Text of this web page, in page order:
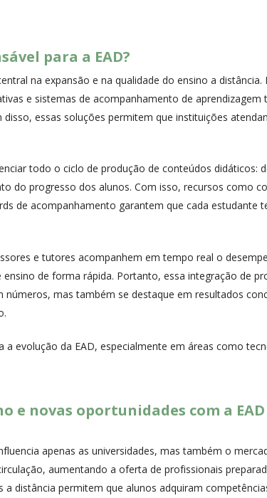
para a EAD?
na expansão e na qualidade do ensino a distância.
e sistemas de acompanhamento de aprendizagem
essas soluções permitem que instituições
todo o ciclo de produção de conteúdos didáticos:
do progresso dos alunos. Com isso, recursos como
de acompanhamento garantem que cada estudante
e tutores acompanhem em tempo real o
de forma rápida. Portanto, essa integração de
números, mas também se destaque em resultados
evolução da EAD, especialmente em áreas como
e novas oportunidades com a
apenas as universidades, mas também o
aumentando a oferta de profissionais
distância permitem que alunos adquiram